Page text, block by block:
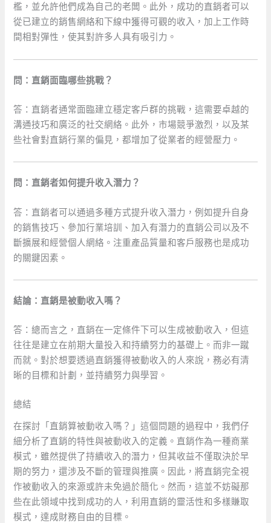
檻，並允許他們成為自己的老闆。此外，成功的直銷者可以
從已建立的銷售網絡和下線中獲得可觀的收入，加上工作時
間相對彈性，使其對許多人具有吸引力。
問：直銷面臨哪些挑戰？
答：直銷者通常面臨建立穩定客戶群的挑戰，這需要卓越的
溝通技巧和廣泛的社交網絡。此外，市場競爭激烈，以及某
些社會對直銷行業的偏見，都增加了從業者的經營壓力。
問：直銷者如何提升收入潛力？
答：直銷者可以通過多種方式提升收入潛力，例如提升自身
的銷售技巧、參加行業培訓、加入有潛力的直銷公司以及不
斷擴展和經營個人網絡。注重產品質量和客戶服務也是成功
的關鍵因素。
結論：直銷是被動收入嗎？
答：總而言之，直銷在一定條件下可以生成被動收入，但這
往往是建立在前期大量投入和持續努力的基礎上。而非一蹴
而就。對於想要透過直銷獲得被動收入的人來說，務必有清
晰的目標和計劃，並持續努力與學習。 ‌
總結
在探討「直銷算被動收入嗎？」這個問題的過程中，我們仔
細分析了直銷的特性與被動收入的定義。直銷作為一種商業
模式，雖然提供了持續收入的潛力，但其收益不僅取決於早
期的努力，還涉及不斷的管理與推廣。因此，將直銷完全視
作被動收入的來源或許未免過於簡化。然而，這並不妨礙那
些在此領域中找到成功的人，利用直銷的靈活性和多樣賺取
模式，達成財務自由的目標。